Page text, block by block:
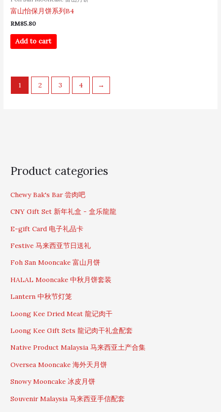
富山怡保月饼系列B4
RM85.80
Add to cart
1 2 3 4 →
Product categories
Chewy Bak's Bar 尝肉吧
CNY Gift Set 新年礼盒 - 盒乐龍龍
E-gift Card 电子礼品卡
Festive 马来西亚节日送礼
Foh San Mooncake 富山月饼
HALAL Mooncake 中秋月饼套装
Lantern 中秋节灯笼
Loong Kee Dried Meat 龍记肉干
Loong Kee Gift Sets 龍记肉干礼盒配套
Native Product Malaysia 马来西亚土产合集
Oversea Mooncake 海外天月饼
Snowy Mooncake 冰皮月饼
Souvenir Malaysia 马来西亚手信配套
S
e
r
h
f
r